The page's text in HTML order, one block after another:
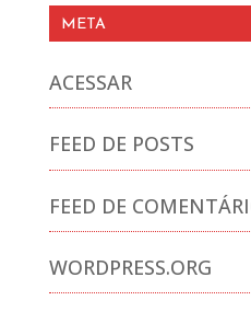
META
ACESSAR
FEED DE POSTS
FEED DE
WORDPRESS.ORG